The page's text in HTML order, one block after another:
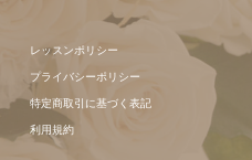
レッスンポリシー
プライバシーポリシー
特定商取引に基づく表記
利用規約